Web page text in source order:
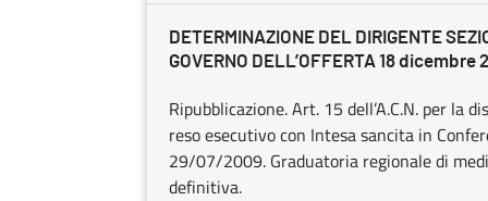
DETERMINAZIONE DEL DIRIGENTE
GOVERNO DELL’OFFERTA 18 dicembre
Ripubblicazione. Art. 15 dell’A.C.N. per la
reso esecutivo con Intesa sancita in
29/07/2009. Graduatoria regionale di
definitiva.